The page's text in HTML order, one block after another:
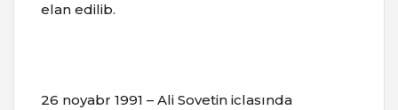
elan edilib.
26 noyabr 1991 – Ali Sovetin iclasında